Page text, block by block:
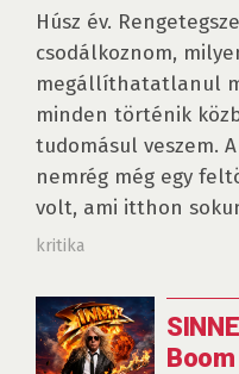
Húsz év.
csodálkoznom,
megállíthatatlanul
minden történik
tudomásul veszem.
nemrég még egy
volt, ami itthon
kritika